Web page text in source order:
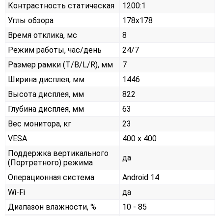
Контрастность статическая
1200:1
Углы обзора
178x178
Время отклика, мс
8
Режим работы, час/день
24/7
Размер рамки (T/B/L/R), мм
7
Ширина дисплея, мм
1446
Высота дисплея, мм
822
Глубина дисплея, мм
63
Вес монитора, кг
23
VESA
400 x 400
Поддержка вертикального
(Портретного) режима
да
Операционная система
Android 14
Wi-Fi
да
Диапазон влажности, %
10 - 85